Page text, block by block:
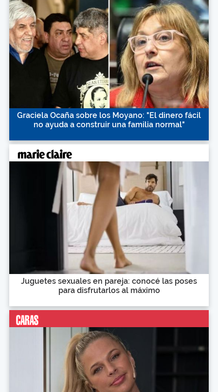
Graciela Ocaña sobre los Moyano: "El dinero fácil
no ayuda a construir una familia normal"
Juguetes sexuales en pareja: conocé las poses
para disfrutarlos al máximo